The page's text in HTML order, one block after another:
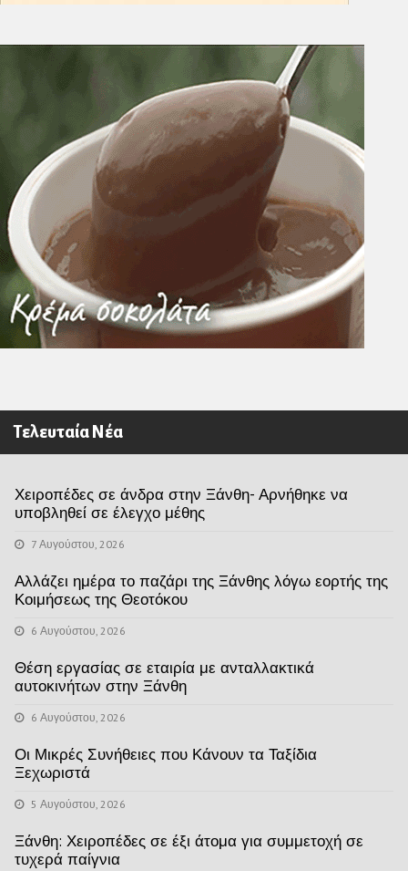
Τελευταία Νέα
Χειροπέδες σε άνδρα στην Ξάνθη- Αρνήθηκε να
υποβληθεί σε έλεγχο μέθης
7 Αυγούστου, 2026
Αλλάζει ημέρα το παζάρι της Ξάνθης λόγω εορτής της
Κοιμήσεως της Θεοτόκου
6 Αυγούστου, 2026
Θέση εργασίας σε εταιρία με ανταλλακτικά
αυτοκινήτων στην Ξάνθη
6 Αυγούστου, 2026
Οι Μικρές Συνήθειες που Κάνουν τα Ταξίδια
Ξεχωριστά
5 Αυγούστου, 2026
Ξάνθη: Χειροπέδες σε έξι άτομα για συμμετοχή σε
τυχερά παίγνια